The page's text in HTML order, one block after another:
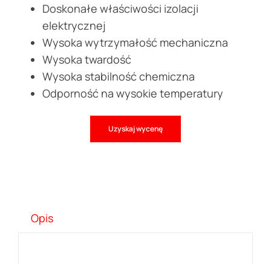
Doskonałe właściwości izolacji
elektrycznej
Wysoka wytrzymałość mechaniczna
Wysoka twardość
Wysoka stabilność chemiczna
Odporność na wysokie temperatury
Uzyskaj wycenę
Opis